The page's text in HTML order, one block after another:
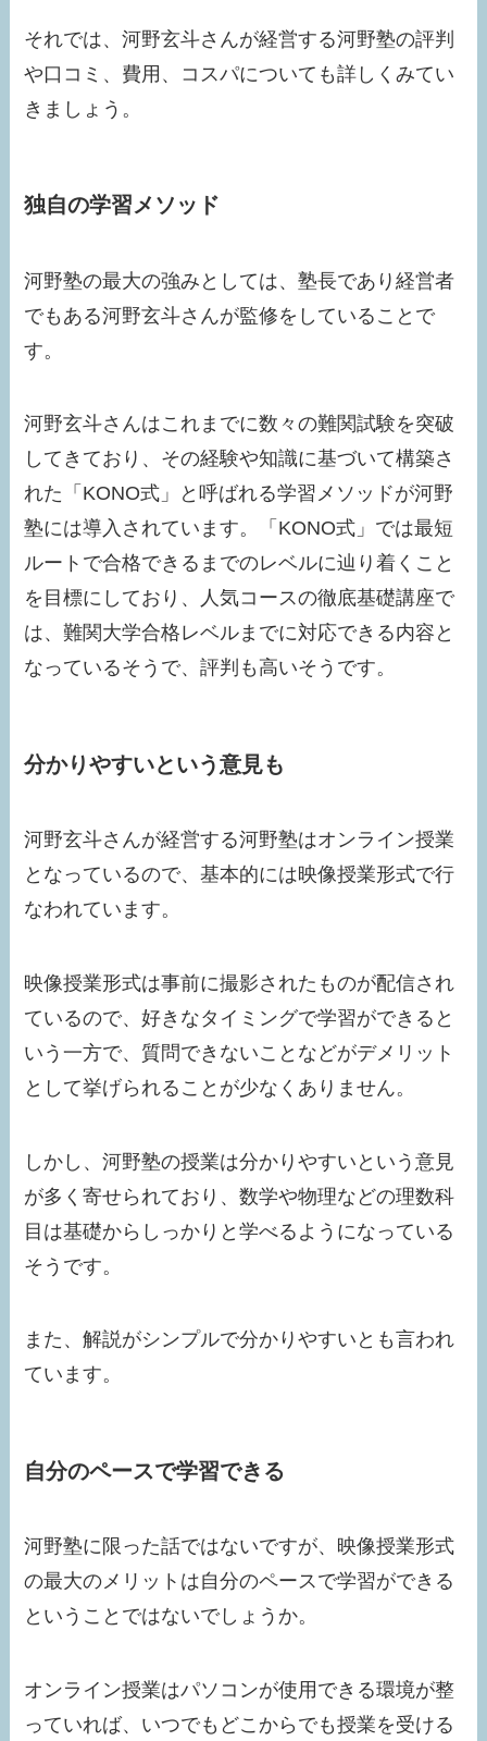
それでは、河野玄斗さんが経営する河野塾の評判
や口コミ、費用、コスパについても詳しくみてい
きましょう。
独自の学習メソッド
河野塾の最大の強みとしては、塾長であり経営者
でもある河野玄斗さんが監修をしていることで
す。
河野玄斗さんはこれまでに数々の難関試験を突破
してきており、その経験や知識に基づいて構築さ
れた「KONO式」と呼ばれる学習メソッドが河野
塾には導入されています。「KONO式」では最短
ルートで合格できるまでのレベルに辿り着くこと
を目標にしており、人気コースの徹底基礎講座で
は、難関大学合格レベルまでに対応できる内容と
なっているそうで、評判も高いそうです。
分かりやすいという意見も
河野玄斗さんが経営する河野塾はオンライン授業
となっているので、基本的には映像授業形式で行
なわれています。
映像授業形式は事前に撮影されたものが配信され
ているので、好きなタイミングで学習ができると
いう一方で、質問できないことなどがデメリット
として挙げられることが少なくありません。
しかし、河野塾の授業は分かりやすいという意見
が多く寄せられており、数学や物理などの理数科
目は基礎からしっかりと学べるようになっている
そうです。
また、解説がシンプルで分かりやすいとも言われ
ています。
自分のペースで学習できる
河野塾に限った話ではないですが、映像授業形式
の最大のメリットは自分のペースで学習ができる
ということではないでしょうか。
オンライン授業はパソコンが使用できる環境が整
っていれば、いつでもどこからでも授業を受ける